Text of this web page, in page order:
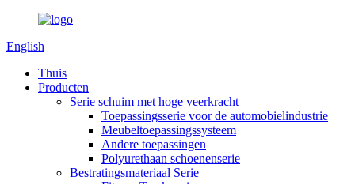
English
Thuis
Producten
Serie schuim met hoge veerkracht
Toepassingsserie voor de automobielindustrie
Meubeltoepassingssysteem
Andere toepassingen
Polyurethaan schoenenserie
Bestratingsmateriaal Serie